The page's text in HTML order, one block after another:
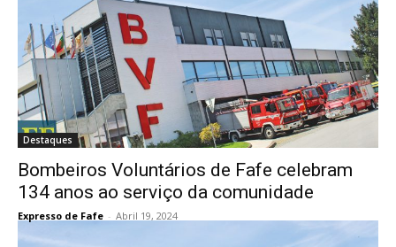
Destaques
Bombeiros Voluntários de Fafe celebram
134 anos ao serviço da comunidade
Expresso de Fafe - Abril 19, 2024